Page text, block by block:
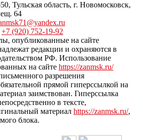
Тульская область, г. Новомосковск,
64
+7 (920) 752-19-92
опубликованные на сайте
редакции и охраняются в
РФ. Использование
на сайте https://zanmsk.ru/
разрешения
прямой гиперссылкой на
заимствован. Гиперссылка
в тексте,
материал https://zanmsk.ru/,
блока.